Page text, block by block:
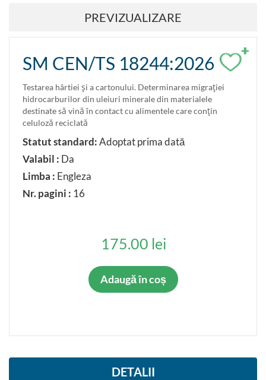
PREVIZUALIZARE
+
SM CEN/TS 18244:2026
Testarea hârtiei şi a cartonului. Determinarea migraţiei
hidrocarburilor din uleiuri minerale din materialele
destinate să vină în contact cu alimentele care conţin
celuloză reciclată
Statut standard:Adoptat prima dată
Valabil : Da
Limba : Engleza
Nr. pagini : 16
175.00 lei
Adaugă în coș
DETALII